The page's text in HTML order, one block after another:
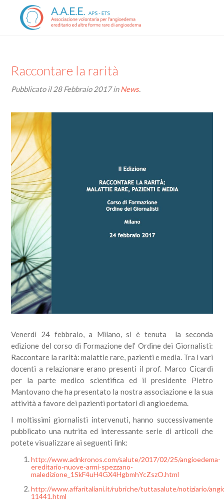
Raccontare la rarità
Pubblicato il28 Febbraio 2017inNews.
Venerdì 24 febbraio, a Milano, si è tenuta la seconda
edizione del corso di Formazione del’ Ordine dei Giornalisti:
Raccontare la rarità: malattie rare, pazienti e media. Tra i vari
docenti a relazionare erano presenti il prof. Marco Cicardi
per la parte medico scientifica ed il presidente Pietro
Mantovano che ha presentato la nostra associazione e la sua
attività a favore dei pazienti portatori di angioedema.
I moltissimi giornalisti intervenuti, hanno successivamente
pubblicato una nutrita ed interessante serie di articoli che
potete visualizzare ai seguenti link:
http://www.adnkronos.com/salute/2017/02/25/angioedema-
ereditario-nuove-armi-spezzano-
maledizione_1SkF4uH4GX4HgbmhYcZszO.html
http://www.affaritaliani.it/rubriche/tuttasalute/notiziario/
11441.html